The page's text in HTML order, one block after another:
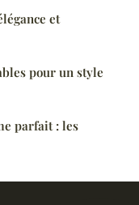
et
pour un style
parfait : les